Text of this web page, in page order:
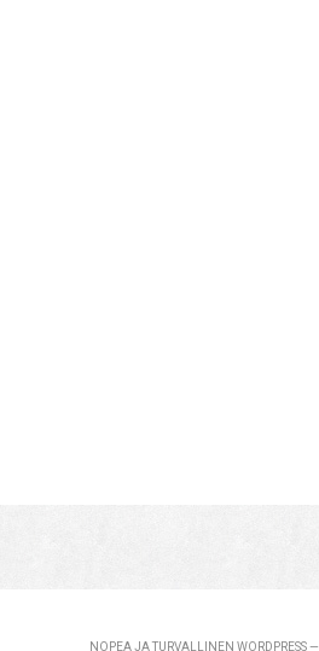
NOPEA JA TURVALLINEN WORDPRESS —